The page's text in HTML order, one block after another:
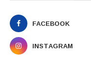
FACEBOOK
INSTAGRAM